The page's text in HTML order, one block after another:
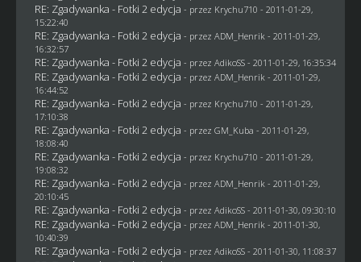
RE: Zgadywanka - Fotki 2 edycja - przez Krychu710 - 2011-01-29,
15:22:40
RE: Zgadywanka - Fotki 2 edycja - przez ADM_Henrik - 2011-01-29,
16:32:57
RE: Zgadywanka - Fotki 2 edycja - przez AdikoSS - 2011-01-29, 16:35:34
RE: Zgadywanka - Fotki 2 edycja - przez ADM_Henrik - 2011-01-29,
16:44:52
RE: Zgadywanka - Fotki 2 edycja - przez Krychu710 - 2011-01-29,
17:10:38
RE: Zgadywanka - Fotki 2 edycja - przez GM_Kuba - 2011-01-29,
18:08:40
RE: Zgadywanka - Fotki 2 edycja - przez Krychu710 - 2011-01-29,
19:08:32
RE: Zgadywanka - Fotki 2 edycja - przez ADM_Henrik - 2011-01-29,
20:10:45
RE: Zgadywanka - Fotki 2 edycja - przez AdikoSS - 2011-01-30, 09:30:10
RE: Zgadywanka - Fotki 2 edycja - przez ADM_Henrik - 2011-01-30,
10:40:39
RE: Zgadywanka - Fotki 2 edycja - przez AdikoSS - 2011-01-30, 11:08:37